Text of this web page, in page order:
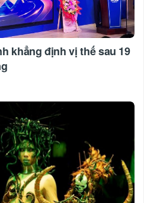
khẳng định vị thế sau 19